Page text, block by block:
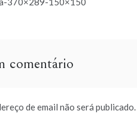
comentário
de email não será publicado.